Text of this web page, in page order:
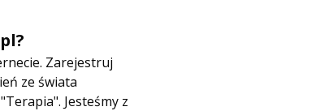
Zarejestruj
ze świata
Jesteśmy z